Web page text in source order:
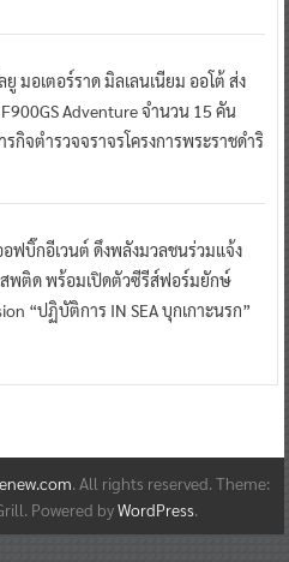
ยู มอเตอร์ราด มิลเลนเนียม ออโต้ ส่ง
Adventure จำนวน 15 คัน
กิจตำรวจจราจรโครงการพระราชดำริ
ฟบิ๊กอีเวนต์ ดึงพลังมวลชนร่วมแจ้ง
สพติด พร้อมเปิดตัวซีรีส์ฟอร์มยักษ์
“ปฏิบัติการ IN SEA บุกเกาะนรก”
. All rights reserved. Theme:
Powered byWordPress.